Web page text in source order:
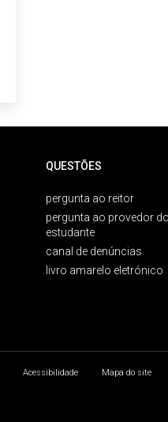
QUESTÕES
pergunta ao reitor
pergunta ao provedor do
estudante
canal de denúncias
livro amarelo eletrónico
Acessibilidade
Mapa do site